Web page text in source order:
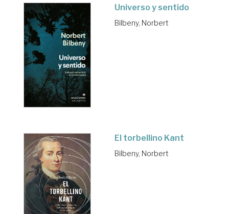
Universo y sentido
Bilbeny, Norbert
El torbellino Kant
Bilbeny, Norbert